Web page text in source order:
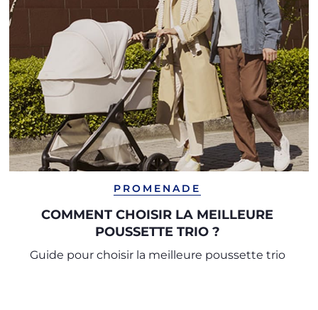
PROMENADE
COMMENT CHOISIR LA MEILLEURE
POUSSETTE TRIO ?
Guide pour choisir la meilleure poussette trio